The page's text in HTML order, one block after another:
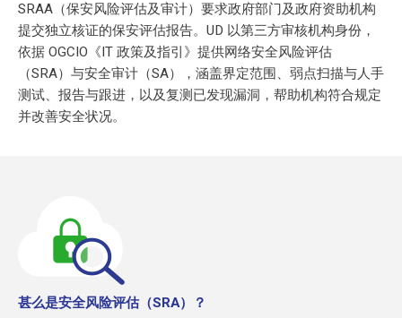
风险评估速览
SRAA（保安风险评估及审计）要求政府部门及政府资助机构
提交独立核证的保安评估报告。UD 以第三方审核机构身份，
依据 OGCIO《IT 政策及指引》提供网络安全风险评估
（SRA）与安全审计（SA），涵盖界定范围、弱点扫描与人手
测试、报告与跟进，以及复测已发现漏洞，帮助机构符合规定
并改善安全状况。
甚么是安全风险评估（SRA）？